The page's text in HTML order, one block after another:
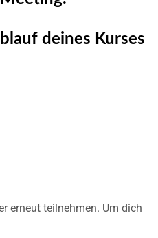
deines Kurses
erneut teilnehmen. Um dich